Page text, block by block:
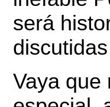
será
Vaya que